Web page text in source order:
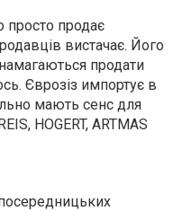
просто продає
вистачає. Його
продати
Єврозіз импортує в
мають сенс для
HOGERT, ARTMAS